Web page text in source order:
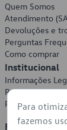
Quem Somos
Atendimento
Devoluções e
Perguntas
Como comprar
Institucional
Informações
Política de
Política de
Formas de
Para
fazemos